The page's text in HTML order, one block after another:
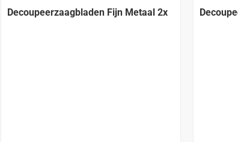
Decoupeerzaagbladen Fijn Metaal 2x